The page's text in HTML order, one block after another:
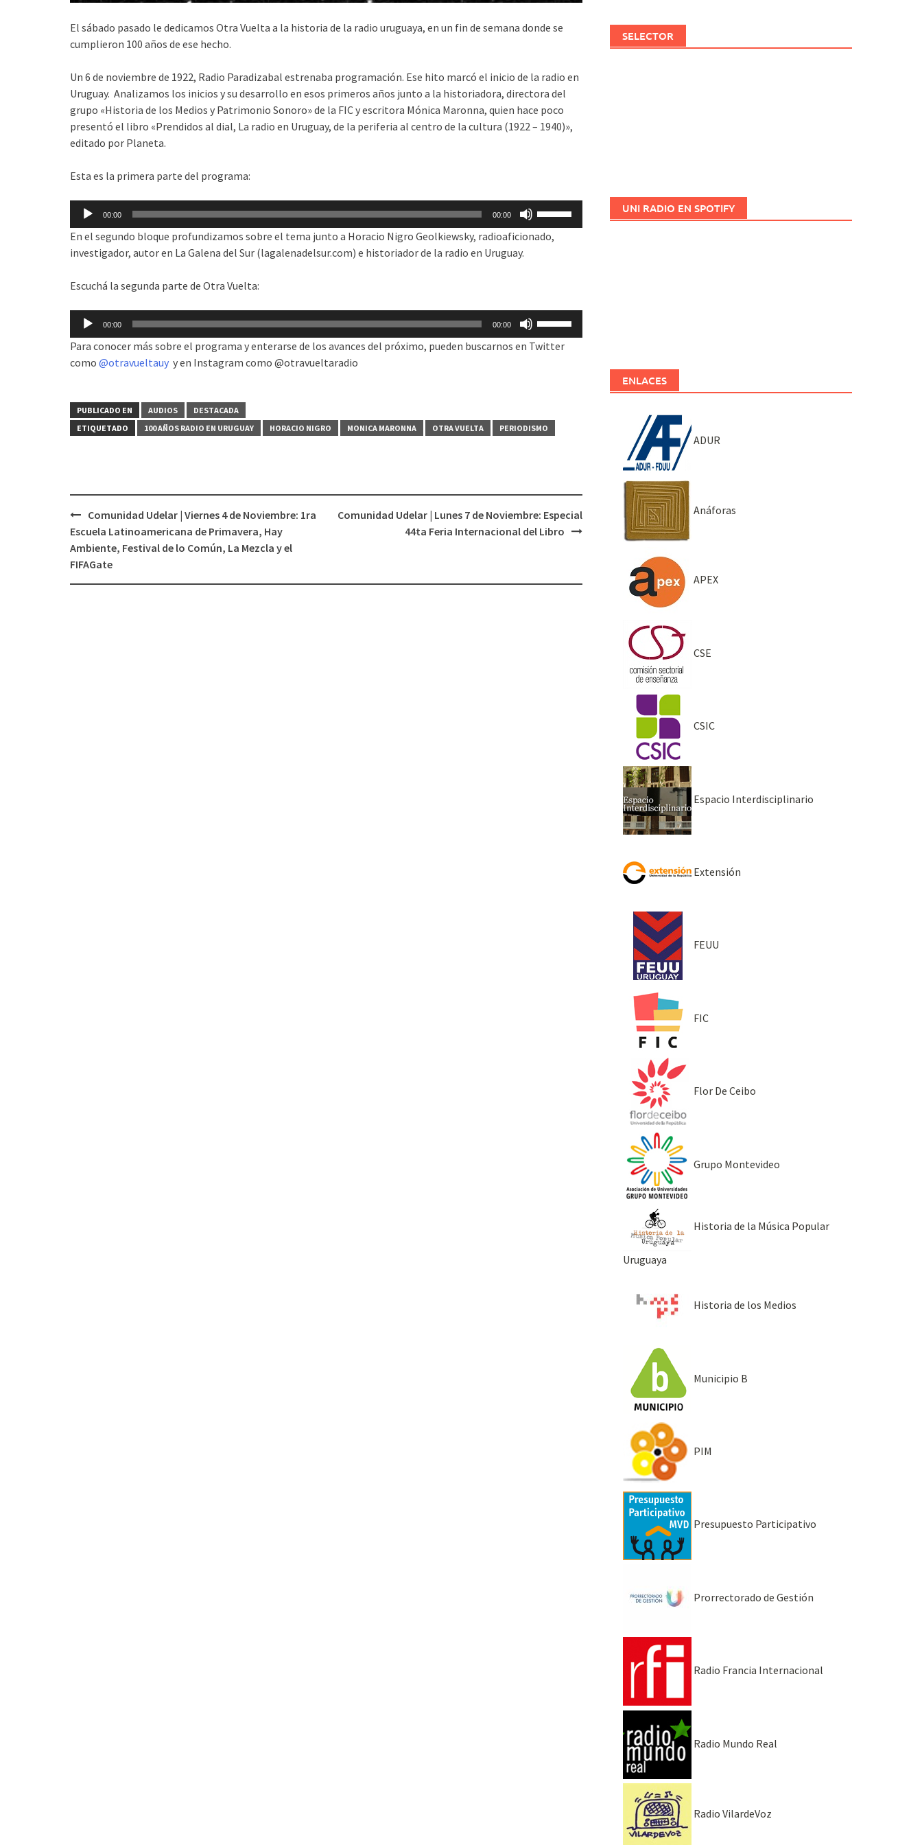
El sábado pasado le dedicamos Otra Vuelta a la historia de la radio uruguaya, en un fin de semana donde se
cumplieron 100 años de ese hecho.
Un 6 de noviembre de 1922, Radio Paradizabal estrenaba programación. Ese hito marcó el inicio de la radio en
Uruguay. Analizamos los inicios y su desarrollo en esos primeros años junto a la historiadora, directora del
grupo «Historia de los Medios y Patrimonio Sonoro» de la FIC y escritora Mónica Maronna, quien hace poco
presentó el libro «Prendidos al dial, La radio en Uruguay, de la periferia al centro de la cultura (1922 – 1940)»,
editado por Planeta.
Esta es la primera parte del programa:
Reproductor
audio
00:00 00:00
teclas
aumentar
o
En el segundo bloque profundizamos sobre el tema junto a Horacio Nigro Geolkiewsky, radioaficionado,
investigador, autor en La Galena del Sur (lagalenadelsur.com) e historiador de la radio en Uruguay.
Escuchá la segunda parte de Otra Vuelta:
Reproductor
audio
00:00 00:00
teclas
aumentar
volumen.
Para conocer más sobre el programa y enterarse de los avances del próximo, pueden buscarnos en Twitter
como @otravueltauy y en Instagram como @otravueltaradio
PUBLICADO EN AUDIOS
DESTACADA
ETIQUETADO
100 AÑOS RADIO EN URUGUAY HORACIO NIGRO MONICA MARONNA OTRA VUELTA PERIODISMO
Navegación
de
entradas
Comunidad Udelar | Viernes 4 de Noviembre: 1ra
Escuela Latinoamericana de Primavera, Hay
Ambiente, Festival de lo Común, La Mezcla y el
FIFAGate
Comunidad Udelar | Lunes 7 de Noviembre: Especial
44ta Feria Internacional del Libro
SELECTOR
UNI RADIO EN SPOTIFY
ENLACES
ADUR
Anáforas
APEX
CSE
CSIC
Espacio Interdisciplinario
Extensión
FEUU
FIC
Flor De Ceibo
Grupo Montevideo
Historia de la Música Popular
Uruguaya
Historia de los Medios
Municipio B
PIM
Presupuesto Participativo
Prorrectorado de Gestión
Radio Francia Internacional
Radio Mundo Real
Radio VilardeVoz